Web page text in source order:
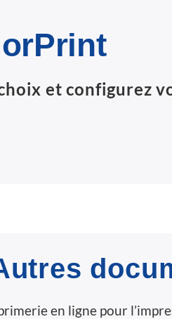
et configurez
en ligne pour